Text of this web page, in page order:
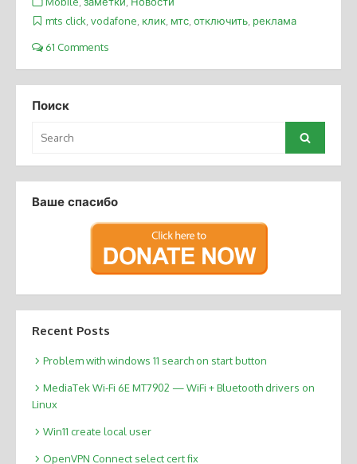
mts click vodafone клик мтс отключить реклама
61 Comments
Поиск
for:
Search
Ваше спасибо
Recent Posts
Problem with windows 11 search on start button
MediaTek Wi-Fi 6E MT7902 — WiFi + Bluetooth drivers on
Linux
Win11 create local user
OpenVPN Connect select cert fix